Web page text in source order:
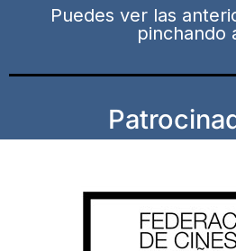
Puedes ver las
pinchando